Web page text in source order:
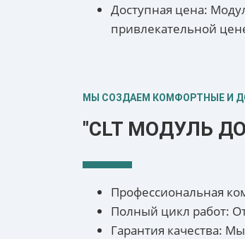
Доступная цена:
привлекательной
МЫ СОЗДАЕМ КОМФОРТНЫЕ И
"CLT МОДУЛЬ
Профессиональная
Полный цикл работ:
Гарантия качества: